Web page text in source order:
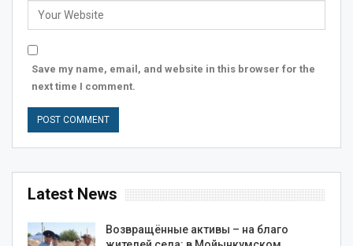
Save my name, email, and website in this browser for the
next time I comment.
Latest News
Возвращённые активы – на благо